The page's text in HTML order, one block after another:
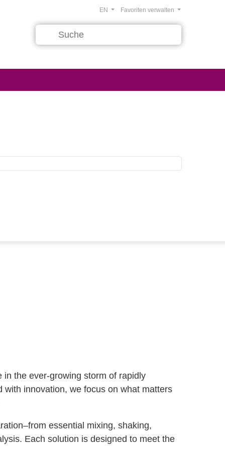
Favoriten verwalten
EN
the ever-growing storm of rapidly
innovation, we focus on what matters
essential mixing, shaking,
Each solution is designed to meet the